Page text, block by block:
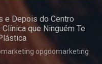
e Depois do Centro
que Ninguém Te
opgoomarketing